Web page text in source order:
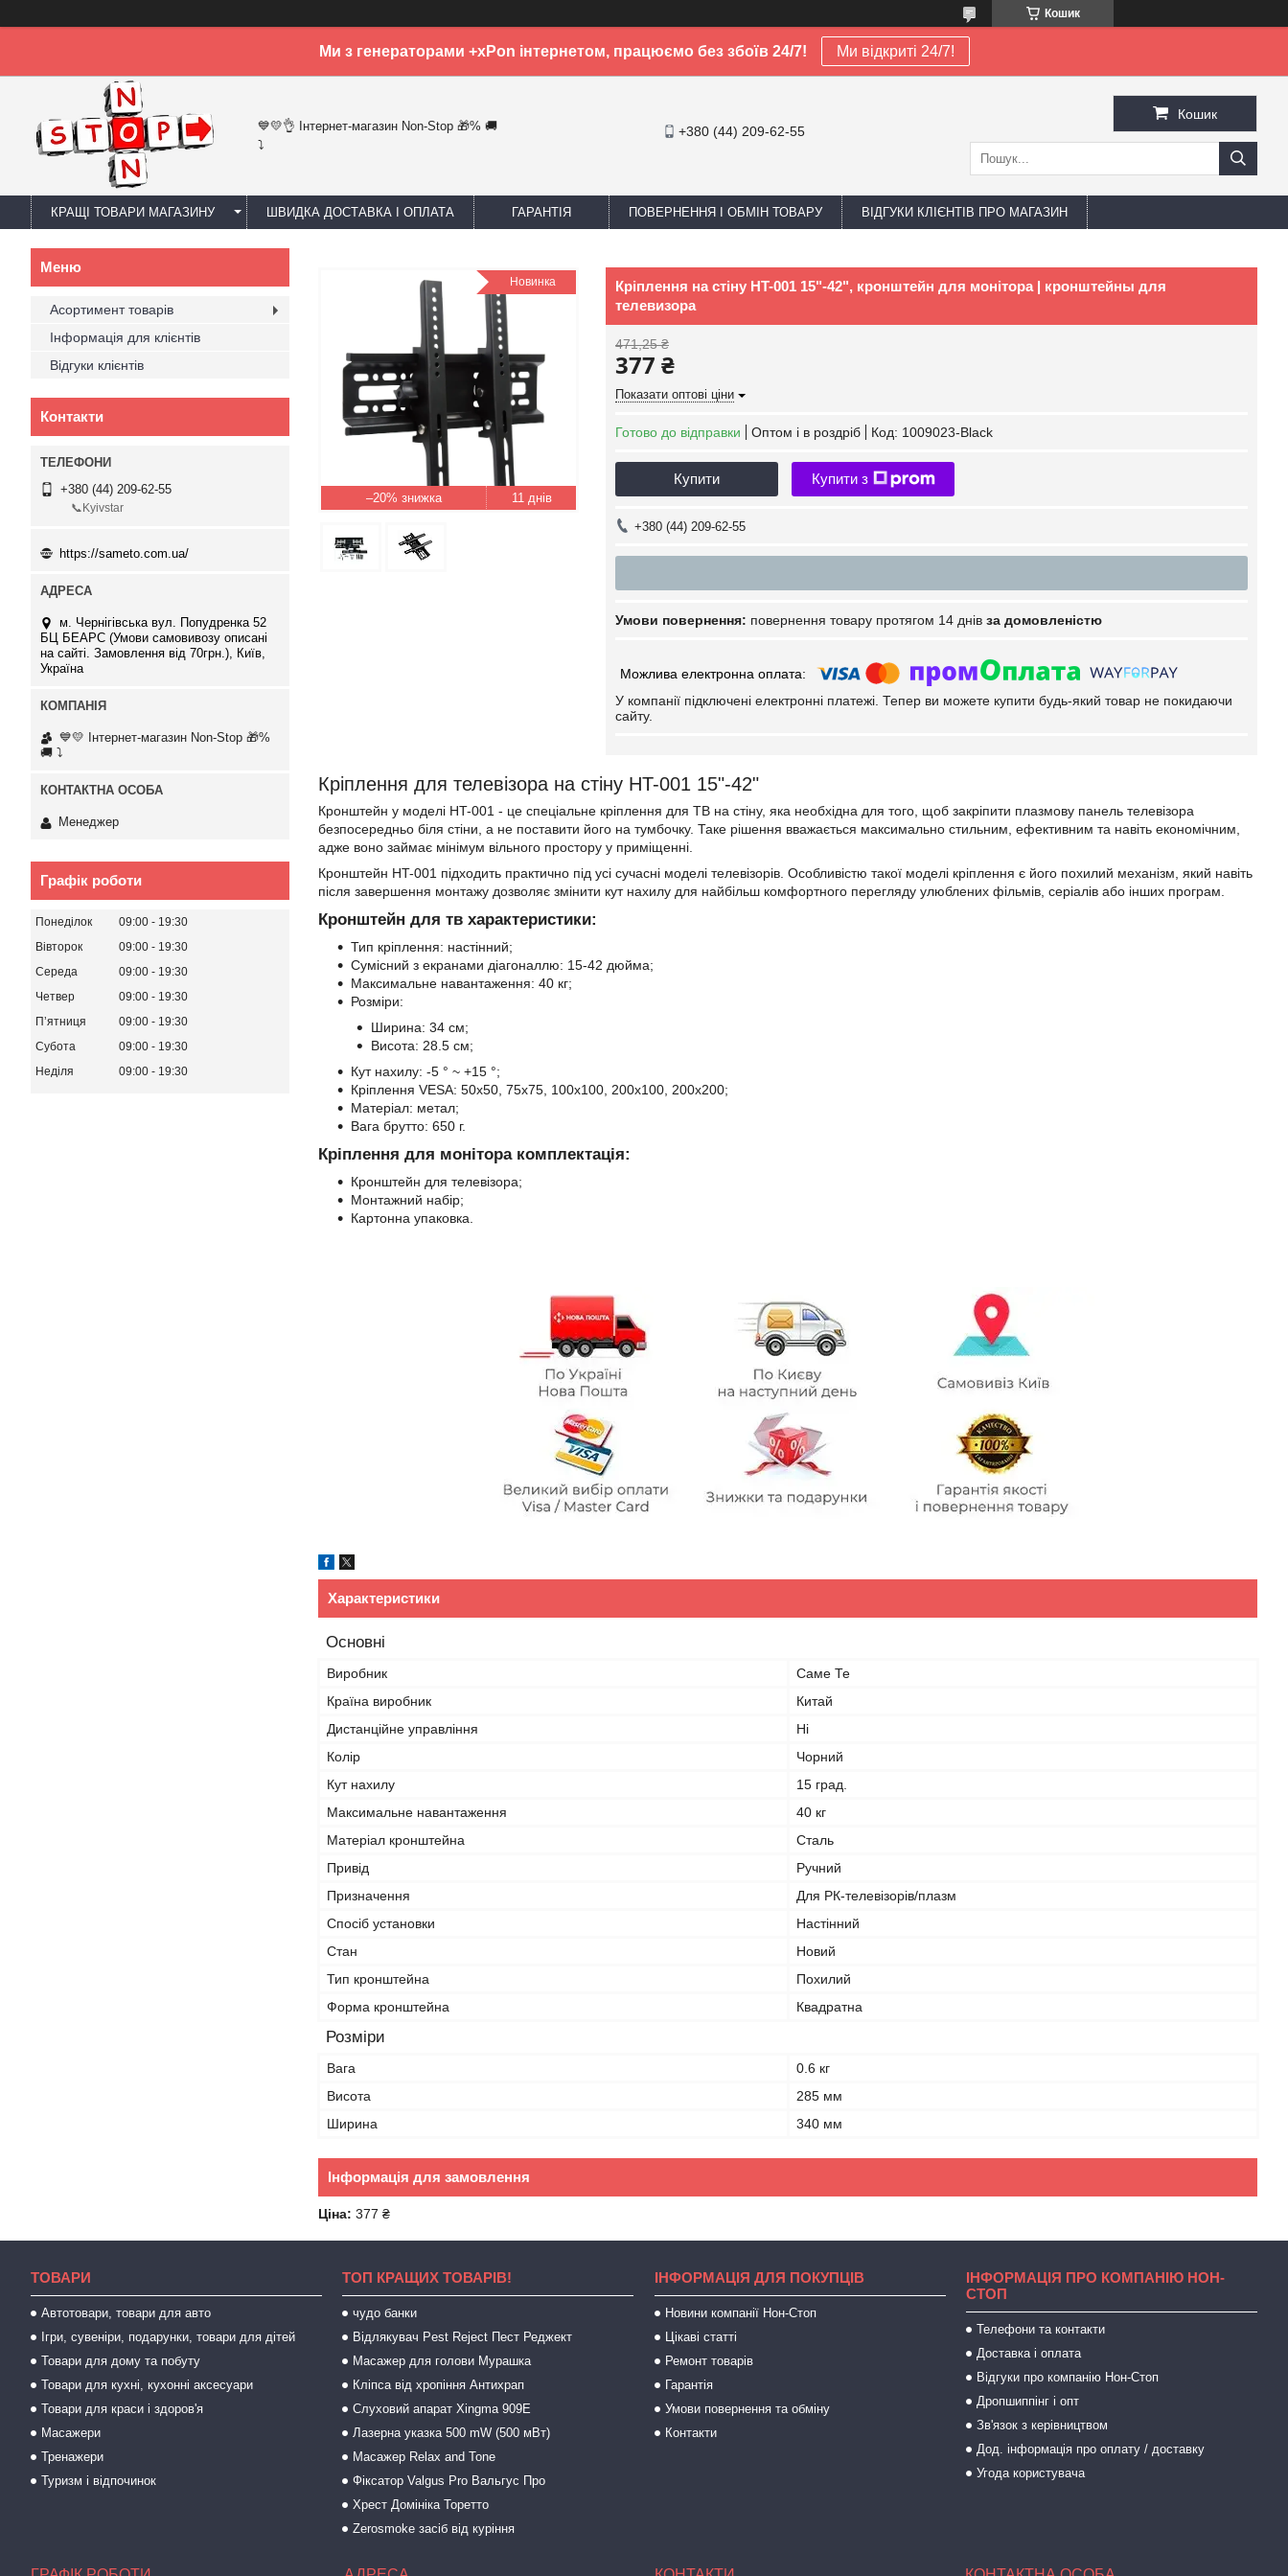
Кошик
Ми з генераторами +xPon інтернетом, працюємо без збоїв 24/7! Ми відкриті 24/7!
💙💛👌 Інтернет-магазин Non-Stop 🎁% 🚚
⤵
+380 (44) 209-62-55
Кошик
КРАЩІ ТОВАРИ МАГАЗИНУ ШВИДКА ДОСТАВКА І ОПЛАТА ГАРАНТІЯ ПОВЕРНЕННЯ І ОБМІН ТОВАРУ ВІДГУКИ КЛІЄНТІВ ПРО МАГАЗИН
–20% 11 днів
Новинка
Кріплення на стіну HT-001 15"-42", кронштейн для монітора | кронштейны для
телевизора
471,25 ₴
377 ₴
Показати оптові ціни
Готово до відправки Оптом і в роздріб Код: 1009023-Black
Купити Купити з
+380 (44) 209-62-55
повернення товару протягом 14 днів за домовленістю
У компанії підключені електронні платежі. Тепер ви можете купити будь-який товар не покидаючи
сайту.
Кріплення для телевізора на стіну HT-001 15"-42"
Кронштейн у моделі HT-001 - це спеціальне кріплення для ТВ на стіну, яка необхідна для того, щоб закріпити плазмову панель телевізора
безпосередньо біля стіни, а не поставити його на тумбочку. Таке рішення вважається максимально стильним, ефективним та навіть економічним,
адже воно займає мінімум вільного простору у приміщенні.
Кронштейн HT-001 підходить практично під усі сучасні моделі телевізорів. Особливістю такої моделі кріплення є його похилий механізм, який навіть
після завершення монтажу дозволяє змінити кут нахилу для найбільш комфортного перегляду улюблених фільмів, серіалів або інших програм.
Кронштейн для тв характеристики:
Тип кріплення: настінний;
Сумісний з екранами діагоналлю: 15-42 дюйма;
Максимальне навантаження: 40 кг;
Розміри:
Ширина: 34 см;
Висота: 28.5 см;
Кут нахилу: -5 ° ~ +15 °;
Кріплення VESA: 50х50, 75х75, 100х100, 200х100, 200х200;
Матеріал: метал;
Вага брутто: 650 г.
Кріплення для монітора комплектація:
Кронштейн для телевізора;
Монтажний набір;
Картонна упаковка.
Характеристики
Основні
Виробник
Саме Те
Країна виробник
Китай
Дистанційне управління
Ні
Колір
Чорний
Кут нахилу
15 град.
Максимальне навантаження
40 кг
Матеріал кронштейна
Сталь
Привід
Ручний
Призначення
Для РК-телевізорів/плазм
Спосіб установки
Настінний
Стан
Новий
Тип кронштейна
Похилий
Форма кронштейна
Квадратна
Розміри
Вага
0.6 кг
Висота
285 мм
Ширина
340 мм
Інформація для замовлення
Ціна: 377 ₴
Асортимент товарів
Інформація для клієнтів
Відгуки клієнтів
Контакти
+380 (44) 209-62-55
📞Kyivstar
https://sameto.com.ua/
м. Чернігівська вул. Попудренка 52
БЦ БЕАРС (Умови самовивозу описані
на сайті. Замовлення від 70грн.), Київ,
Україна
💙💛 Інтернет-магазин Non-Stop 🎁%
🚚 ⤵
Менеджер
Графік роботи
Понеділок 09:00
19:30
Вівторок
09:00
19:30
Середа
09:00
19:30
Четвер
09:00
19:30
Пʼятниця
09:00
19:30
Субота
09:00
19:30
Неділя
09:00 19:30
ТОВАРИ
Автотовари, товари для авто
Ігри, сувеніри, подарунки, товари для дітей
Товари для дому та побуту
Товари для кухні, кухонні аксесуари
Товари для краси і здоров'я
Масажери
Тренажери
Туризм і відпочинок
ТОП КРАЩИХ ТОВАРІВ!
чудо банки
Відлякувач Pest Reject Пест Реджект
Масажер для голови Мурашка
Кліпса від хропіння Антихрап
Слуховий апарат Xingma 909Е
Лазерна указка 500 mW (500 мВт)
Масажер Relax and Tone
Фіксатор Valgus Pro Вальгус Про
Хрест Домініка Торетто
Zerosmoke засіб від куріння
ІНФОРМАЦІЯ ДЛЯ ПОКУПЦІВ
Новини компанії Нон-Стоп
Цікаві статті
Ремонт товарів
Гарантія
Умови повернення та обміну
Контакти
ІНФОРМАЦІЯ ПРО КОМПАНІЮ НОН-
СТОП
Телефони та контакти
Доставка і оплата
Відгуки про компанію Нон-Стоп
Дропшиппінг і опт
Зв'язок з керівництвом
Дод. інформація про оплату / доставку
Угода користувача